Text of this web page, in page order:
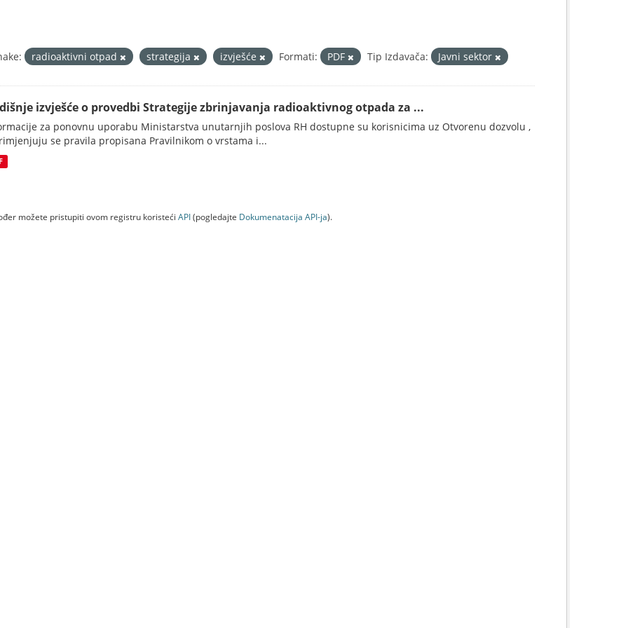
radioaktivni otpad strategija izvješće Formati: PDF Tip Izdavača: Javni sektor
izvješće o provedbi Strategije zbrinjavanja radioaktivnog otpada za ...
za ponovnu uporabu Ministarstva unutarnjih poslova RH dostupne su korisnicima uz Otvorenu dozvolu ,
se pravila propisana Pravilnikom o vrstama i...
možete pristupiti ovom registru koristeći API(pogledajte Dokumenаtаcijа API-jа).